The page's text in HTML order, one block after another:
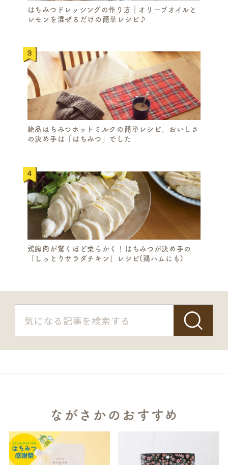
はちみつドレッシングの作り方｜オリーブオイルと
レモンを混ぜるだけの簡単レシピ♪
絶品はちみつホットミルクの簡単レシピ。おいしさ
の決め手は「はちみつ」でした
鶏胸肉が驚くほど柔らかく！はちみつが決め手の
「しっとりサラダチキン」レシピ(鶏ハムにも)
ながさかのおすすめ